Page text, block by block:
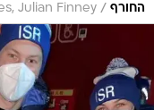
החורף /
Julian Finney